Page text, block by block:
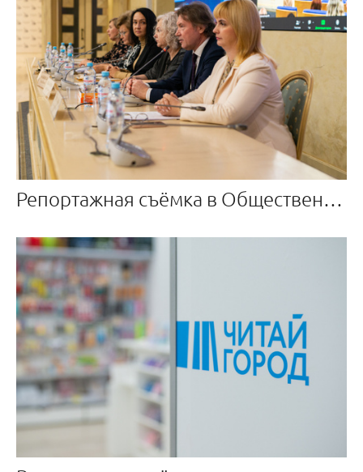
Репортажная съёмка в Общественной палате РФ